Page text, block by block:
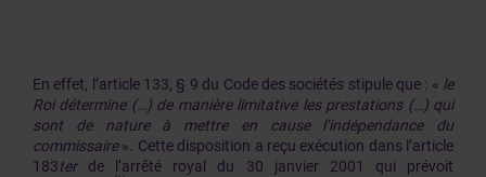
En effet, l’article 133, § 9 du Code des sociétés stipule que : « le
Roi détermine (…) de manière limitative les prestations (…) qui
sont de nature à mettre en cause l’indépendance du
commissaire». Cette disposition a reçu exécution dans l’article
183terde l’arrêté royal du 30 janvier 2001 qui prévoit